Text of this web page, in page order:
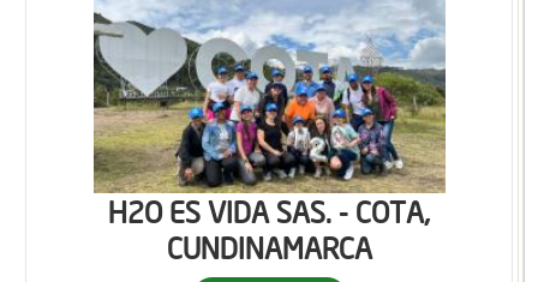
H2O ES VIDA SAS. - COTA,
CUNDINAMARCA